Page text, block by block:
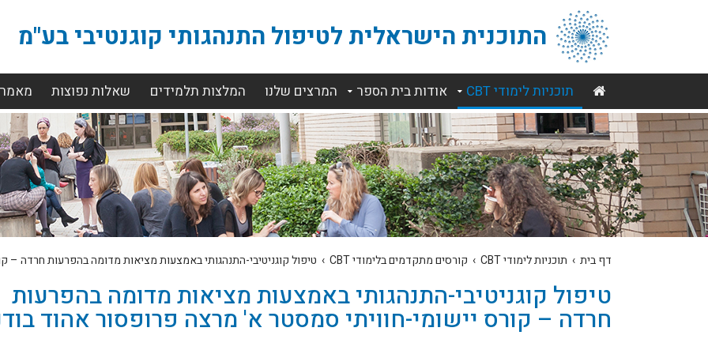
התוכנית הישראלית לטיפול התנהגותי קוגנטיבי בע"מ
תוכניות לימודי CBT אודות בית הספר המרצים שלנו המלצות תלמידים שאלות נפוצות
דף בית › תוכניות לימודי CBT › קורסים מתקדמים בלימודי CBT › טיפול קוגניטיבי-התנהגותי באמצעות מציאות מדומה בהפרעות חרדה –
טיפול קוגניטיבי-התנהגותי באמצעות מציאות מדומה בהפרעות
חרדה – קורס יישומי-חוויתי סמסטר א' מרצה פרופסור אהוד